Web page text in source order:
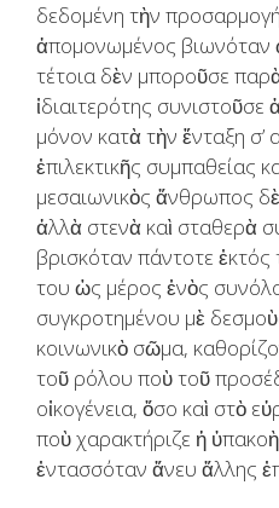
δεδομένη τὴν
ἀπομονωμένος βιωνόταν
τέτοια δὲν μποροῦσε
ἰδιαιτερότης
μόνον κατὰ τὴν ἔνταξη σ’
ἐπιλεκτικῆς συμπαθείας
μεσαιωνικὸς ἄνθρωπος
ἀλλὰ στενὰ καὶ σταθερὰ
βρισκόταν πάντοτε
του ὡς μέρος ἑνὸς
συγκροτημένου μὲ
κοινωνικὸ σῶμα,
τοῦ ρόλου ποὺ τοῦ
οἰκογένεια, ὅσο καὶ στὸ
ποὺ χαρακτήριζε ἡ
ἐντασσόταν ἄνευ ἄλλης